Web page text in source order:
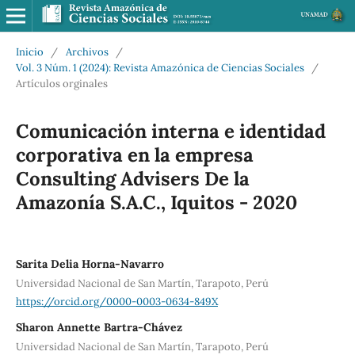
Inicio / Archivos
/
Vol. 3 Núm. 1 (2024): Revista Amazónica de Ciencias Sociales
/
Artículos orginales
Comunicación interna e identidad
corporativa en la empresa
Consulting Advisers De la
Amazonía S.A.C., Iquitos - 2020
Sarita Delia Horna-Navarro
Universidad Nacional de San Martín, Tarapoto, Perú
https://orcid.org/0000-0003-0634-849X
Sharon Annette Bartra-Chávez
Universidad Nacional de San Martín, Tarapoto, Perú